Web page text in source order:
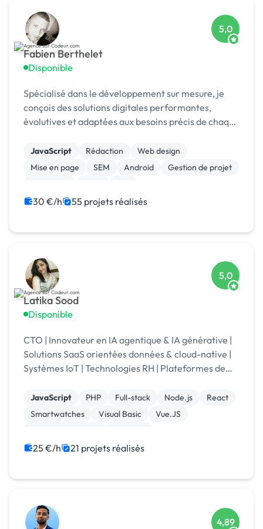
Fabien Berthelet
Disponible
5,0
Spécialisé dans le développement sur mesure, je
conçois des solutions digitales performantes,
évolutives et adaptées aux besoins précis de chaque
JavaScript Rédaction
Web design
Mise en page
SEM Android
Gestion de projet
30 €/h 55 projets réalisés
Latika Sood
Disponible
5,0
CTO | Innovateur en IA agentique & IA générative |
Solutions SaaS orientées données & cloud-native |
Systèmes IoT | Technologies RH | Plateformes de
JavaScript PHP Full-stack Node.js
React
Smartwatches
Visual Basic
Vue.JS
25 €/h 21 projets réalisés
4,89